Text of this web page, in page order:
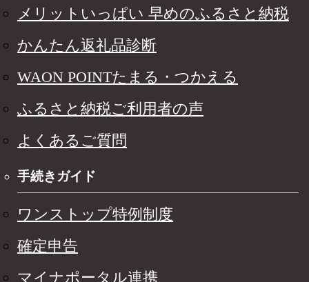
メリットいっぱい 早めのふるさと納税
かんたん返礼品診断
WAON POINTたまる・つかえる
ふるさと納税ご利用者の声
よくあるご質問
手続きガイド
ワンストップ特例制度
確定申告
マイナポータル連携